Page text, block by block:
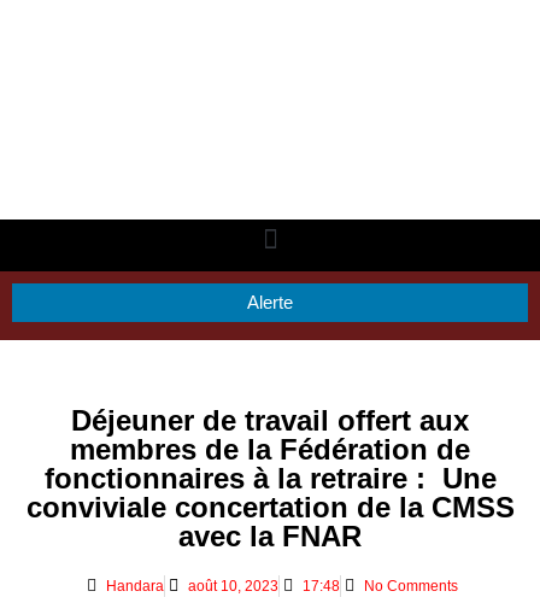
Alerte
Déjeuner de travail offert aux
membres de la Fédération de
fonctionnaires à la retraire : Une
conviviale concertation de la CMSS
avec la FNAR
Handara août 10, 2023 17:48 No Comments